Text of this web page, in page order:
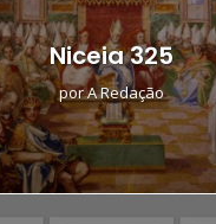
Niceia 325
porA Redação